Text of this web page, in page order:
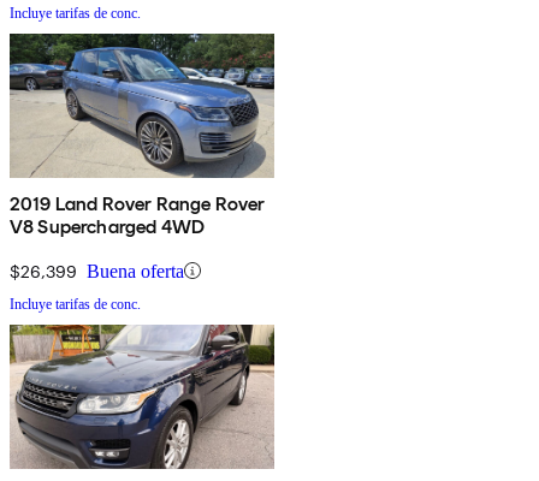
Incluye tarifas de conc.
2019 Land Rover Range Rover
V8 Supercharged 4WD
$26,399 Buena oferta
Incluye tarifas de conc.